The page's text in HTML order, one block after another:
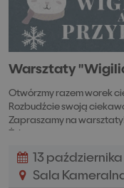
Warsztaty
Otwórzmy razem worek
Rozbudźcie swoją
Zapraszamy na
13
Sala